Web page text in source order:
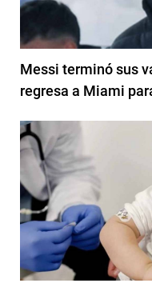
Messi terminó sus
regresa a Miami